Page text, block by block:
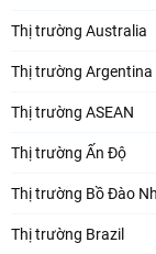
Thị trường Australia
Thị trường Argentina
Thị trường ASEAN
Thị trường Ấn Độ
Thị trường Bồ Đào
Thị trường Brazil